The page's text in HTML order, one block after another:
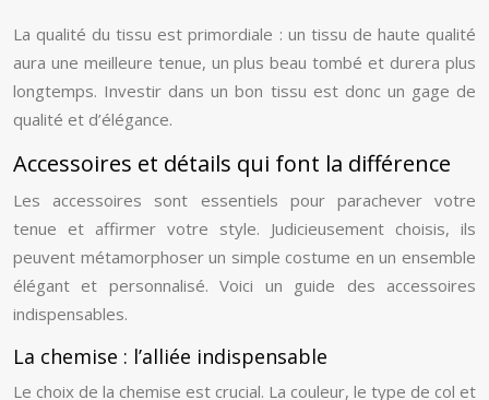
La qualité du tissu est primordiale : un tissu de haute qualité
aura une meilleure tenue, un plus beau tombé et durera plus
longtemps. Investir dans un bon tissu est donc un gage de
qualité et d’élégance.
Accessoires et détails qui font la différence
Les accessoires sont essentiels pour parachever votre
tenue et affirmer votre style. Judicieusement choisis, ils
peuvent métamorphoser un simple costume en un ensemble
élégant et personnalisé. Voici un guide des accessoires
indispensables.
La chemise : l’alliée indispensable
Le choix de la chemise est crucial. La couleur, le type de col et